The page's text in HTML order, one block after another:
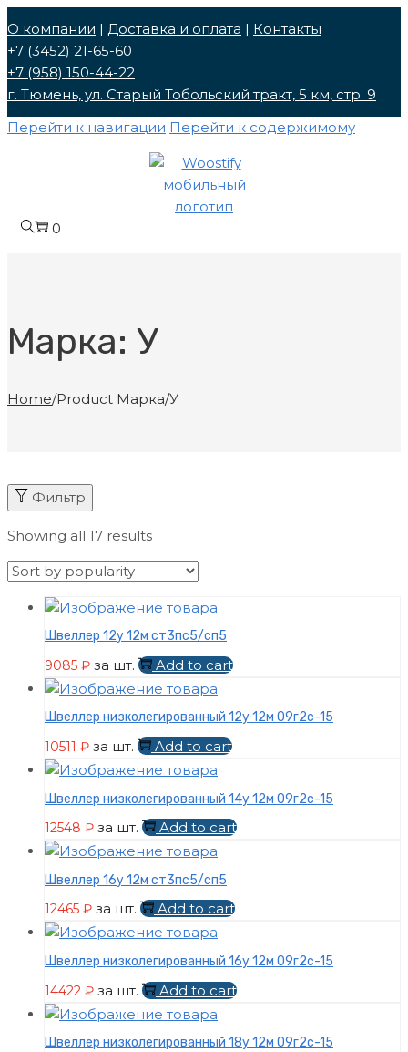
О компании | Доставка и оплата | Контакты
+7 (3452) 21-65-60
+7 (958) 150-44-22
г. Тюмень, ул. Cтарый Тобольский тракт, 5 км, стр. 9
Перейти к навигации Перейти к содержимому
0
Марка: У
Home/Product Марка/У
Фильтр
Showing all 17 results
Швеллер 12у 12м ст3пс5/сп5
9085 ₽ за шт. Add to cart
Швеллер низколегированный 12у 12м 09г2с-15
10511 ₽ за шт. Add to cart
Швеллер низколегированный 14у 12м 09г2с-15
12548 ₽ за шт. Add to cart
Швеллер 16у 12м ст3пс5/сп5
12465 ₽ за шт. Add to cart
Швеллер низколегированный 16у 12м 09г2с-15
14422 ₽ за шт. Add to cart
Швеллер низколегированный 18у 12м 09г2с-15